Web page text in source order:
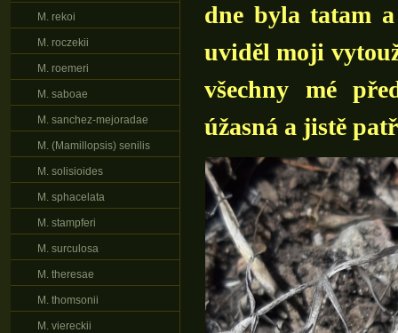
dne byla tatam
uviděl moji
všechny mé
úžasná a jistě
M. rekoi
M. roczekii
M. roemeri
M. saboae
M. sanchez-mejoradae
M. (Mamillopsis) senilis
M. solisioides
M. sphacelata
M. stampferi
M. surculosa
M. theresae
M. thomsonii
M. viereckii